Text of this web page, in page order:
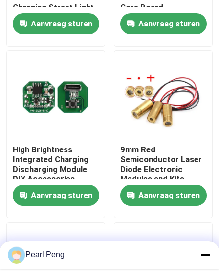
Producten
Fabriekstour
Kwaliteitscontrole
Neem contact met ons op
Nieuws
Gevallen
Versterkerbordmodule
Charging Street Light
Switch Module
Product Category ICs
Aanvraag sturen
Core Board
Aanvraag sturen
High Brightness
Integrated Charging
Discharging Module
DIY Accessories
Circuit Board Type-C
Charging Port
Flashlight Driver ICs
Aanvraag sturen
9mm Red
Semiconductor Laser
Diode Electronic
Modules and Kits
Straight/Cross/Dot
for Dot Laser Diode
Electronic Modules
Aanvraag sturen
Pearl Peng